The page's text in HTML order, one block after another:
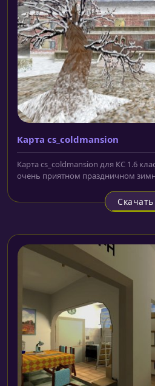
Карта cs_coldmansion
Карта cs_coldmansion для КС 1.6
очень приятном праздничном
Скачать